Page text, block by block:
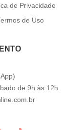
de Privacidade
de Uso
de 9h às 12h.